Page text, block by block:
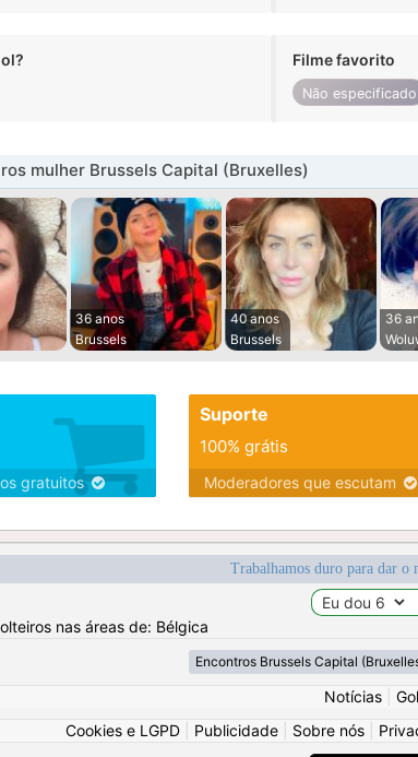
Filme favorito
Não especificado
mulher Brussels Capital (Bruxelles)
36 anos
Brussels
40 anos
Brussels
36
gratuitos
Suporte
100% grátis
Moderadores que escutam
Trabalhamos duro para dar
nas áreas de: Bélgica
Encontros Brussels Capital
Notícias
Cookies e LGPD
Publicidade Sobre nós